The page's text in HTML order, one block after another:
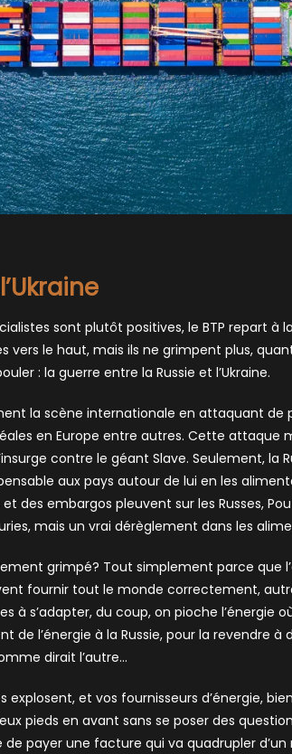
sont plutôt positives, le BTP repart à
le haut, mais ils ne grimpent plus,
: la guerre entre la Russie et l’Ukraine.
la scène internationale en attaquant de
en Europe entre autres. Cette attaque
contre le géant Slave. Seulement, la
aux pays autour de lui en les
des embargos pleuvent sur les Russes,
mais un vrai dérèglement dans les
grimpé? Tout simplement parce que
fournir tout le monde correctement,
à s’adapter, du coup, on pioche l’énergie
de l’énergie à la Russie, pour la revendre
dirait l’autre…
et vos fournisseurs d’énergie,
pieds en avant sans se poser des
payer une facture qui va quadrupler d’un